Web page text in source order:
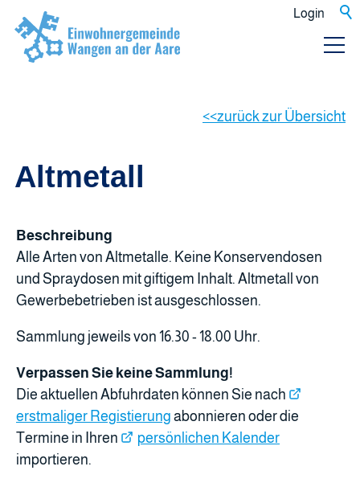
Login
zurück zur Übersicht
Altmetall
Beschreibung
Alle Arten von Altmetalle. Keine Konservendosen
und Spraydosen mit giftigem Inhalt. Altmetall von
Gewerbebetrieben ist ausgeschlossen.
Sammlung jeweils von 16.30 - 18.00 Uhr.
Verpassen Sie keine Sammlung!
Die aktuellen Abfuhrdaten können Sie nach
erstmaliger Registierung abonnieren oder die
Termine in Ihren
persönlichen Kalender
importieren.